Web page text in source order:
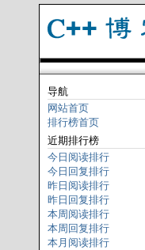
导航
网站首页
排行榜首页
近期排行榜
今日阅读排行
今日回复排行
昨日阅读排行
昨日回复排行
本周阅读排行
本周回复排行
本月阅读排行